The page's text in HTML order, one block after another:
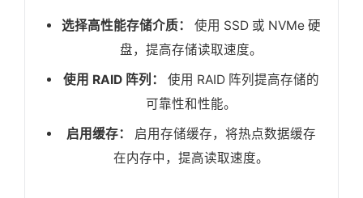
选择高性能存储介质：
使用 SSD 或 NVMe 硬
盘，提高存储读取速度。
使用 RAID 阵列：
使用 RAID 阵列提高存储的
可靠性和性能。
启用缓存：
启用存储缓存，将热点数据缓存
在内存中，提高读取速度。